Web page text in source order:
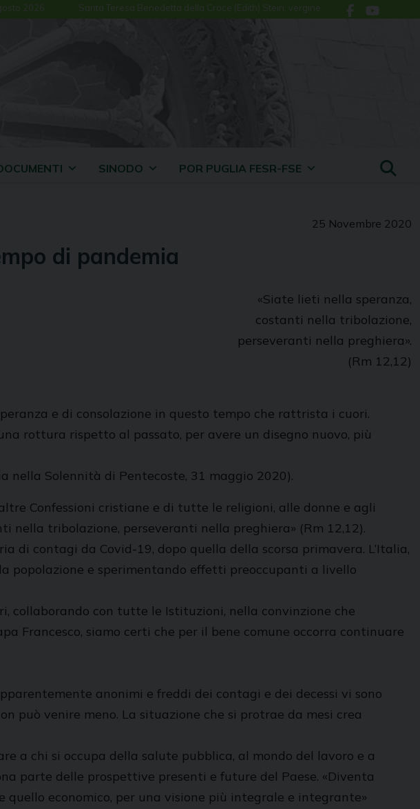
2026 Santa Teresa Benedetta della Croce (Edith) Stein, vergine
SINODO POR PUGLIA FESR-FSE
25 Novembre 2020
di pandemia
«Siate lieti nella speranza,
costanti nella tribolazione,
perseveranti nella preghiera».
(Rm 12,12)
e di consolazione in questo tempo che rattrista i cuori.
rottura rispetto al passato, per avere un disegno nuovo, più
nella Solennità di Pentecoste, 31 maggio 2020).
Confessioni cristiane e di tutte le religioni, alle donne e agli
tribolazione, perseveranti nella preghiera» (Rm 12,12).
contagi da Covid-19, dopo quella della scorsa primavera. L’Italia,
e sperimentando effetti preoccupanti a livello
collaborando con tutte le Istituzioni, nella convinzione che
Francesco, siamo certi che per il bene comune occorra continuare
anonimi e freddi dei contagi e dei decessi vi sono
può venire meno. La situazione che si protrae da mesi crea
a chi si occupa della salute pubblica, al mondo del lavoro e a
parte delle prospettive presenti e future del Paese. «Diventa
economico, per una visione più integrale e integrante»